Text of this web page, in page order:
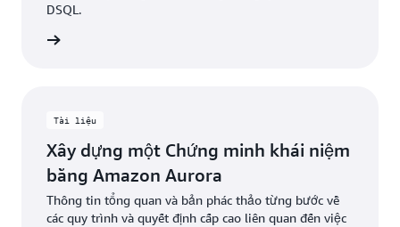
DSQL.
Tài liệu
Xây dựng một Chứng minh khái niệm
bằng Amazon Aurora
Thông tin tổng quan và bản phác thảo từng bước về
các quy trình và quyết định cấp cao liên quan đến việc